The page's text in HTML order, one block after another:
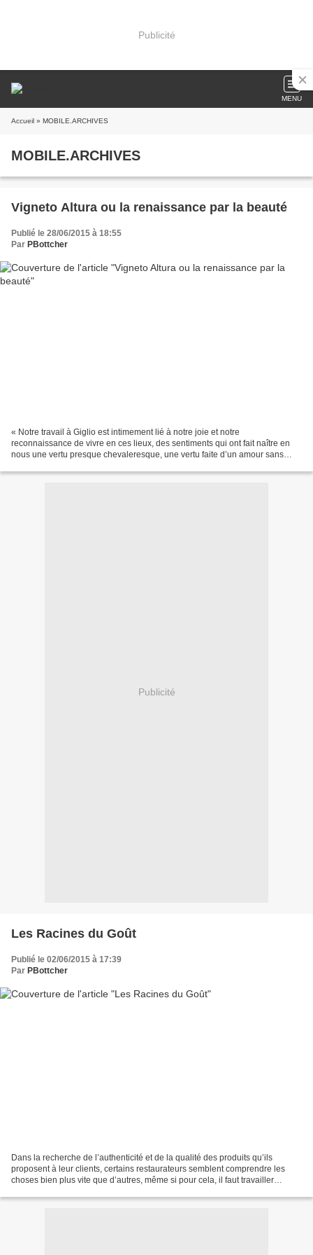
Publicité
MENU
Accueil » MOBILE.ARCHIVES
MOBILE.ARCHIVES
Vigneto Altura ou la renaissance par la beauté
Publié le 28/06/2015 à 18:55
Par PBottcher
« Notre travail à Giglio est intimement lié à notre joie et notre
reconnaissance de vivre en ces lieux, des sentiments qui ont fait naître en
nous une vertu presque chevaleresque, une vertu faite d’un amour sans
Publicité
Les Racines du Goût
Publié le 02/06/2015 à 17:39
Par PBottcher
Dans la recherche de l’authenticité et de la qualité des produits qu’ils
proposent à leur clients, certains restaurateurs semblent comprendre les
choses bien plus vite que d’autres, même si pour cela, il faut travailler